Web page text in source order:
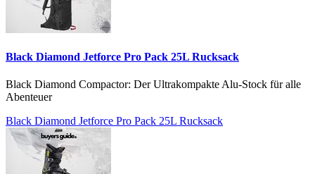
Black Diamond Jetforce Pro Pack 25L Rucksack
Black Diamond Compactor: Der Ultrakompakte Alu-Stock für alle
Abenteuer
Black Diamond Jetforce Pro Pack 25L Rucksack